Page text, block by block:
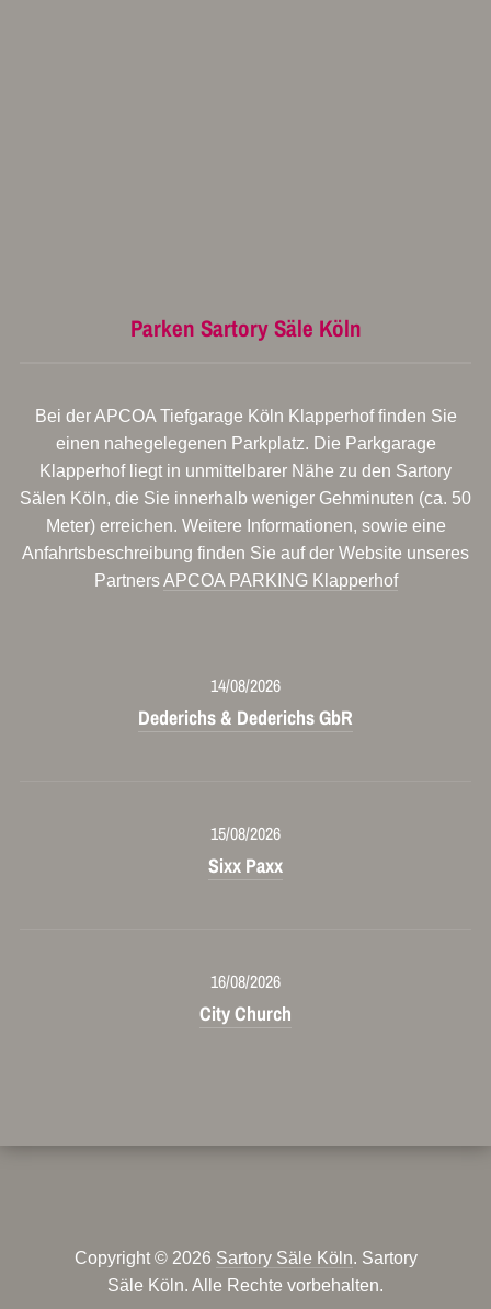
Parken Sartory Säle Köln
Bei der APCOA Tiefgarage Köln Klapperhof finden Sie
einen nahegelegenen Parkplatz. Die Parkgarage
Klapperhof liegt in unmittelbarer Nähe zu den Sartory
Sälen Köln, die Sie innerhalb weniger Gehminuten (ca. 50
Meter) erreichen. Weitere Informationen, sowie eine
Anfahrtsbeschreibung finden Sie auf der Website unseres
PartnersAPCOA PARKING Klapperhof
14/08/2026
Dederichs & Dederichs GbR
15/08/2026
Sixx Paxx
16/08/2026
City Church
Copyright © 2026 Sartory Säle Köln. Sartory
Säle Köln. Alle Rechte vorbehalten.